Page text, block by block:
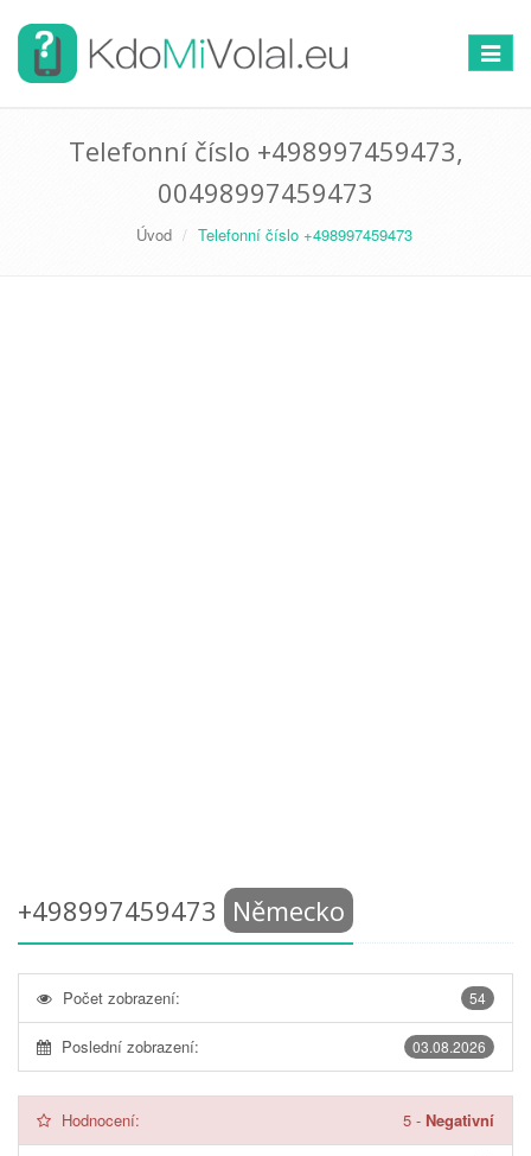
Telefonní číslo +498997459473,
00498997459473
Úvod Telefonní číslo +498997459473
+498997459473 Německo
54
Počet zobrazení:
03.08.2026
Poslední zobrazení:
Hodnocení: 5 - Negativní